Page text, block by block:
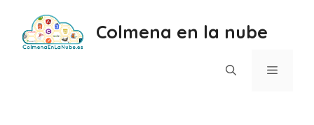
contenido
Colmena en la nube